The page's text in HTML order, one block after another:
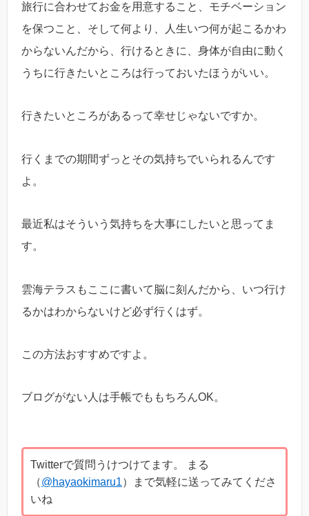
旅行に合わせてお金を用意すること、モチベーション
を保つこと、そして何より、人生いつ何が起こるかわ
からないんだから、行けるときに、身体が自由に動く
うちに行きたいところは行っておいたほうがいい。
行きたいところがあるって幸せじゃないですか。
行くまでの期間ずっとその気持ちでいられるんです
よ。
最近私はそういう気持ちを大事にしたいと思ってま
す。
雲海テラスもここに書いて脳に刻んだから、いつ行け
るかはわからないけど必ず行くはず。
この方法おすすめですよ。
ブログがない人は手帳でももちろんOK。
Twitterで質問うけつけてます。 まる
（@hayaokimaru1）まで気軽に送ってみてくださ
いね